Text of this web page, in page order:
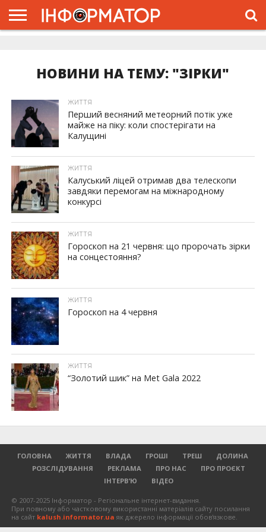
НОВИНИ НА ТЕМУ: "ЗІРКИ"
ЖИТТЯ
Перший весняний метеорний потік уже
майже на піку: коли спостерігати на
Калущині
ЖИТТЯ
Калуський ліцей отримав два телескопи
завдяки перемогам на міжнародному
конкурсі
ЖИТТЯ
Гороскоп на 21 червня: що пророчать зірки
на сонцестояння?
ЖИТТЯ
Гороскоп на 4 червня
ЖИТТЯ
“Золотий шик” на Met Gala 2022
ГОЛОВНА ЖИТТЯ ВЛАДА ГРОШІ ТРЕШ
ДОЛИНА
РОЗСЛІДУВАННЯ
РЕКЛАМА ПРО НАС
ПРО ПРОЄКТ
ІНТЕРВ’Ю
ВІДЕО
© 2007-2025 Інформатор - Регіональне інтернет-видання.
При повному або частковому використанні матеріалів сайту посилання
на сайт kalush.informator.ua як джерело інформації обов'язкове.